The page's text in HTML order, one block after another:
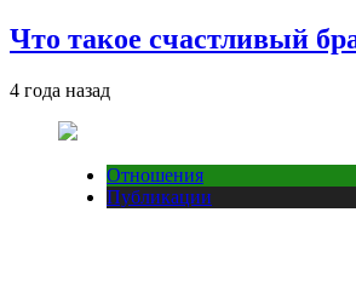
Что такое счастливый
4 года назад
Отношения
Публикации